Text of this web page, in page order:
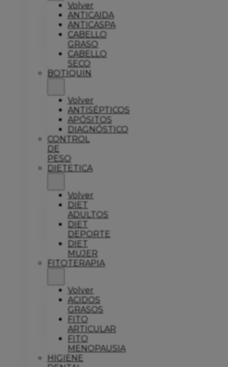
Volver
ANTICAIDA
ANTICASPA
CABELLO
GRASO
CABELLO
SECO
BOTIQUIN
Volver
ANTISÉPTICOS
APÓSITOS
DIAGNÓSTICO
CONTROL
DE
PESO
DIETETICA
Volver
DIET
ADULTOS
DIET
DEPORTE
DIET
MUJER
FITOTERAPIA
Volver
ACIDOS
GRASOS
FITO
ARTICULAR
FITO
MENOPAUSIA
HIGIENE